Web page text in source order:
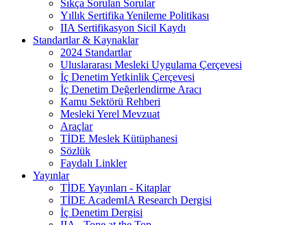
Sıkça Sorulan Sorular
Yıllık Sertifika Yenileme Politikası
IIA Sertifikasyon Sicil Kaydı
Standartlar & Kaynaklar
2024 Standartlar
Uluslararası Mesleki Uygulama Çerçevesi
İç Denetim Yetkinlik Çerçevesi
İç Denetim Değerlendirme Aracı
Kamu Sektörü Rehberi
Mesleki Yerel Mevzuat
Araçlar
TİDE Meslek Kütüphanesi
Sözlük
Faydalı Linkler
Yayınlar
TİDE Yayınları - Kitaplar
TİDE AcademIA Research Dergisi
İç Denetim Dergisi